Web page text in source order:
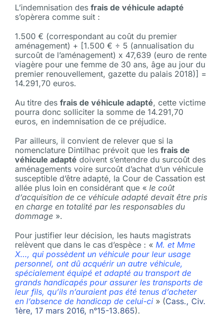
L’indemnisation des frais de véhicule adapté
s’opèrera comme suit :
1.500 € (correspondant au coût du premier
aménagement) + [1.500 € ÷ 5 (annualisation du
surcoût de l’aménagement) x 47,639 (euro de rente
viagère pour une femme de 30 ans, âge au jour du
premier renouvellement, gazette du palais 2018)] =
14.291,70 euros.
Au titre des frais de véhicule adapté, cette victime
pourra donc solliciter la somme de 14.291,70
euros, en indemnisation de ce préjudice.
Par ailleurs, il convient de relever que si la
nomenclature Dintilhac prévoit que les frais de
véhicule adapté doivent s’entendre du surcoût des
aménagements voire surcoût d’achat d’un véhicule
susceptible d’être adapté, la Cour de Cassation est
allée plus loin en considérant que « le coût
d’acquisition de ce véhicule adapté devait être pris
en charge en totalité par les responsables du
dommage ».
Pour justifier leur décision, les hauts magistrats
relèvent que dans le cas d’espèce : « M. et Mme
X…, qui possèdent un véhicule pour leur usage
personnel, ont dû acquérir un autre véhicule,
spécialement équipé et adapté au transport de
grands handicapés pour assurer les transports de
leur fils, qu’ils n’auraient pas été tenus d’acheter
en l’absence de handicap de celui-ci » (Cass., Civ.
1ère, 17 mars 2016, n°15-13.865).